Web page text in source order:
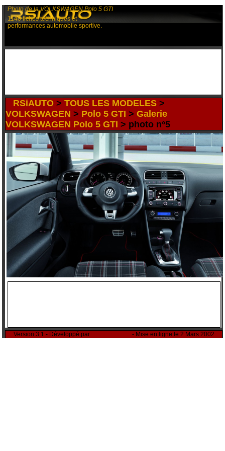
Photo de la VOLKSWAGEN Polo 5 GTI
1140 fiches techniques et
performances automobile sportive.
RSiAUTO>TOUS LES MODELES >
VOLKSWAGEN > Polo 5 GTI >Galerie
VOLKSWAGEN Polo 5 GTI > photo n°5
Version 3.1 - Développé par - Mise en ligne le 2 Mars 2002